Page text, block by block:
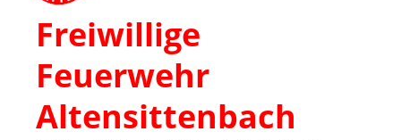
Freiwillige
Feuerwehr
Altensittenbach